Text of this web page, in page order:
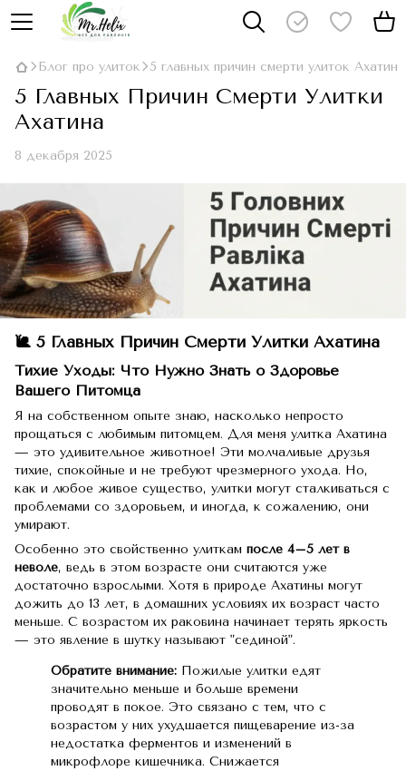
Блог про улиток 5 главных причин смерти улиток Ахатин
5 Главных Причин Смерти Улитки
Ахатина
8 декабря 2025
🐌 5 Главных Причин Смерти Улитки Ахатина
Тихие Уходы: Что Нужно Знать о Здоровье
Вашего Питомца
Я на собственном опыте знаю, насколько непросто
прощаться с любимым питомцем. Для меня улитка Ахатина
— это удивительное животное! Эти молчаливые друзья
тихие, спокойные и не требуют чрезмерного ухода. Но,
как и любое живое существо, улитки могут сталкиваться с
проблемами со здоровьем, и иногда, к сожалению, они
умирают.
Особенно это свойственно улиткам после 4–5 лет в
неволе, ведь в этом возрасте они считаются уже
достаточно взрослыми. Хотя в природе Ахатины могут
дожить до 13 лет, в домашних условиях их возраст часто
меньше. С возрастом их раковина начинает терять яркость
— это явление в шутку называют "сединой".
Обратите внимание: Пожилые улитки едят
значительно меньше и больше времени
проводят в покое. Это связано с тем, что с
возрастом у них ухудшается пищеварение из-за
недостатка ферментов и изменений в
микрофлоре кишечника. Снижается